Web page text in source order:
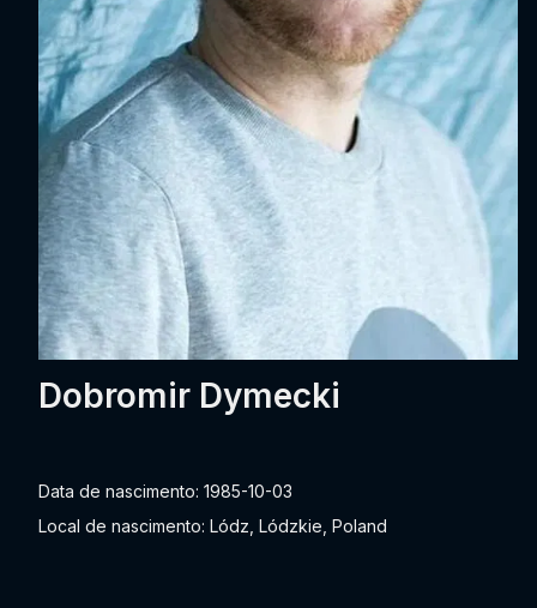
Dobromir Dymecki
Data de nascimento: 1985-10-03
Local de nascimento: Lódz, Lódzkie, Poland